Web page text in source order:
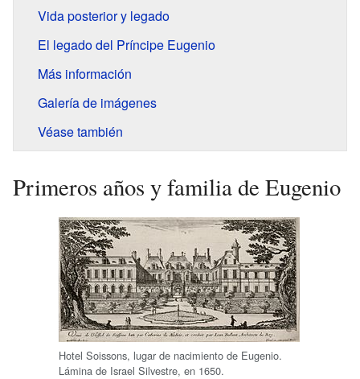
Vida posterior y legado
El legado del Príncipe Eugenio
Más información
Galería de imágenes
Véase también
Primeros años y familia de Eugenio
Hotel Soissons, lugar de nacimiento de Eugenio.
Lámina de Israel Silvestre, en 1650.